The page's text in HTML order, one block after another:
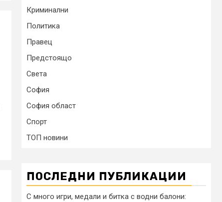
Криминални
Политика
Правец
Предстоящо
Света
София
София област
Спорт
ТОП новини
ПОСЛЕДНИ ПУБЛИКАЦИИ
С много игри, медали и битка с водни балони: